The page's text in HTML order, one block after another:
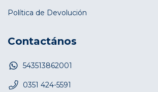
Política de Devolución
Contactános
543513862001
0351 424-5591